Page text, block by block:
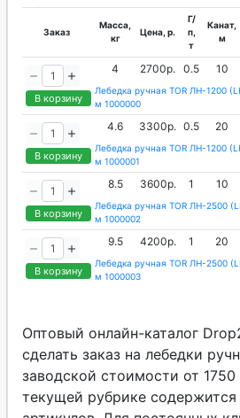
Заказ
Масса,
кг
Цена, р.
Г/
п,
т
Канат,
м
В корзину
4 2700р. 0.5 10
Лебедка ручная TOR ЛН-1200
м 1000000
В корзину
4.6 3300р. 0.5 20
Лебедка ручная TOR ЛН-1200
м 1000001
В корзину
8.5 3600р. 1 10
Лебедка ручная TOR ЛН-2500
м 1000002
В корзину
9.5 4200р. 1 20
Лебедка ручная TOR ЛН-2500
м 1000003
Оптовый онлайн-каталог
сделать заказ на лебедки
заводской стоимости от
текущей рубрике